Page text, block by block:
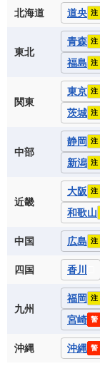
北海道 道央 注
東北
青森 注
福島 注
関東
東京 注
茨城 注
中部
静岡 注
新潟 注
近畿
大阪 注
和歌山
中国 広島 注
四国 香川
九州
福岡 注
宮崎 警
沖縄 沖縄 警